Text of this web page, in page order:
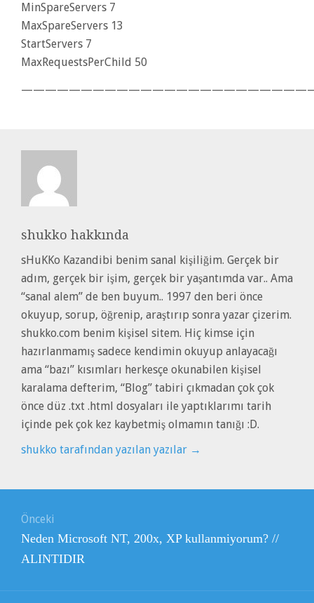
MinSpareServers 7
MaxSpareServers 13
StartServers 7
MaxRequestsPerChild 50
shukko hakkında
sHuKKo Kazandibi benim sanal kişiliğim. Gerçek bir
adım, gerçek bir işim, gerçek bir yaşantımda var.. Ama
“sanal alem” de ben buyum.. 1997 den beri önce
okuyup, sorup, öğrenip, araştırıp sonra yazar çizerim.
shukko.com benim kişisel sitem. Hiç kimse için
hazırlanmamış sadece kendimin okuyup anlayacağı
ama “bazı” kısımları herkesçe okunabilen kişisel
karalama defterim, “Blog” tabiri çıkmadan çok çok
önce düz .txt .html dosyaları ile yaptıklarımı tarih
içinde pek çok kez kaybetmiş olmamın tanığı :D.
shukko tarafından yazılan yazılar →
gezinmesi
Önceki
Önceki
yazı:
Neden Microsoft NT, 200x, XP kullanmiyorum? //
ALINTIDIR